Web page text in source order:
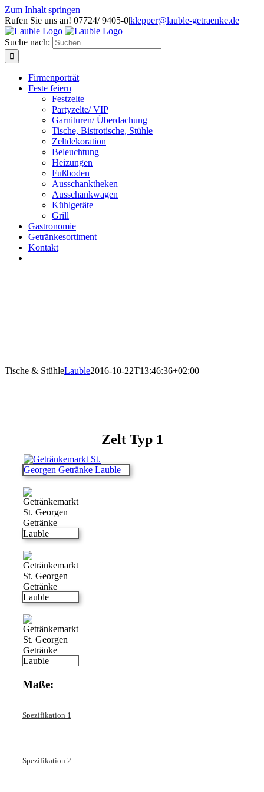
Zum Inhalt springen
Rufen Sie uns an! 07724/ 9405-0|klepper@lauble-getraenke.de
Suche nach:
Firmenporträt
Feste feiern
Festzelte
Partyzelte/ VIP
Garnituren/ Überdachung
Tische, Bistrotische, Stühle
Zeltdekoration
Beleuchtung
Heizungen
Fußboden
Ausschanktheken
Ausschankwagen
Kühlgeräte
Grill
Gastronomie
Getränkesortiment
Kontakt
Tische & StühleLauble2016-10-22T13:46:36+02:00
Zelt Typ 1
Maße:
Spezifikation 1
…
Spezifikation 2